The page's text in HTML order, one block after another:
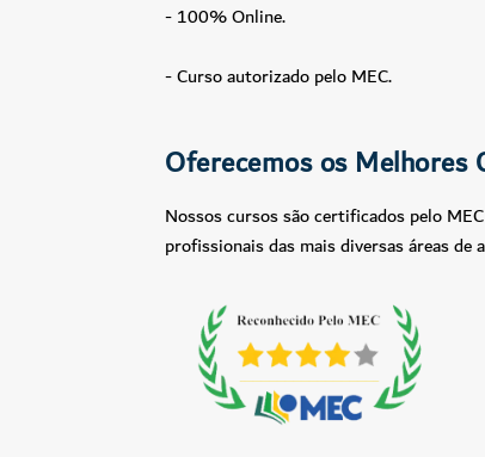
- 100% Online.
- Curso autorizado pelo MEC.
Oferecemos os Melhores
Nossos cursos são certificados pelo
profissionais das mais diversas áreas de